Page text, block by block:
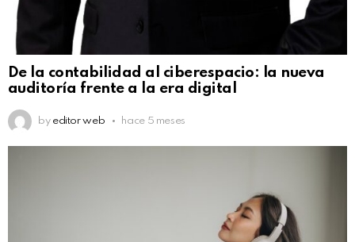
De la contabilidad al ciberespacio: la nueva
auditoría frente a la era digital
by editor web hace 5 meses